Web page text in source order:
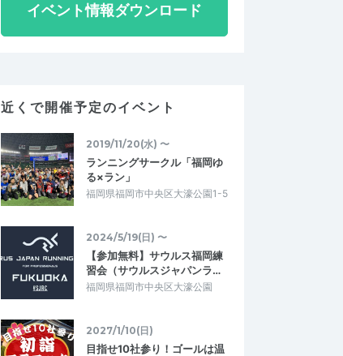
イベント情報ダウンロード
近くで開催予定のイベント
2019/11/20(水) 〜
ランニングサークル「福岡ゆ
る×ラン」
福岡県福岡市中央区大濠公園1-5
2024/5/19(日) 〜
【参加無料】サウルス福岡練
習会（サウルスジャパンラ…
福岡県福岡市中央区大濠公園
2027/1/10(日)
目指せ10社参り！ゴールは温